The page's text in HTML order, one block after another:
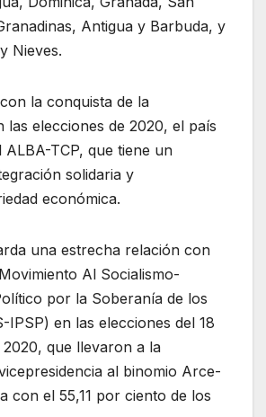
Antigua y Barbuda, y
Nieves.
la conquista de la
las elecciones de 2020, el país
TCP, que tiene un
solidaria y
económica.
una estrecha relación con
Al Socialismo-
por la Soberanía de los
IPSP) en las elecciones del 18
que llevaron a la
al binomio Arce-
con el 55,11 por ciento de los